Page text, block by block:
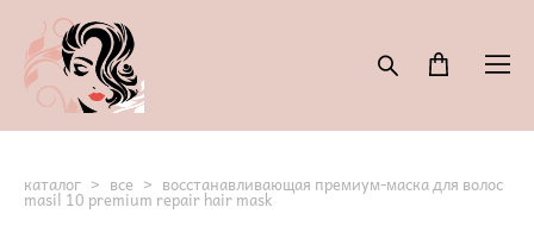
каталог > все > восстанавливающая премиум-маска для волос
masil 10 premium repair hair mask